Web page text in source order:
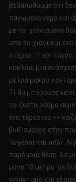
βεβαιωθούμε ότι
παγωμένο νερό και
με το χιονισμένο
από το χιόνι και
στέρεο. Ήταν πάγος;
κύκλου, μια
μέτρα μακρύ
Τι θα μπορούσε να
το ζεστό ρεύμα
ένα τεράστιο <<
βυθισμένος στην
τυχεροί και πάλι.
παρόμοια θέση. Σε
μόνο 10 μέτρα σε
γιγαντιαίο και